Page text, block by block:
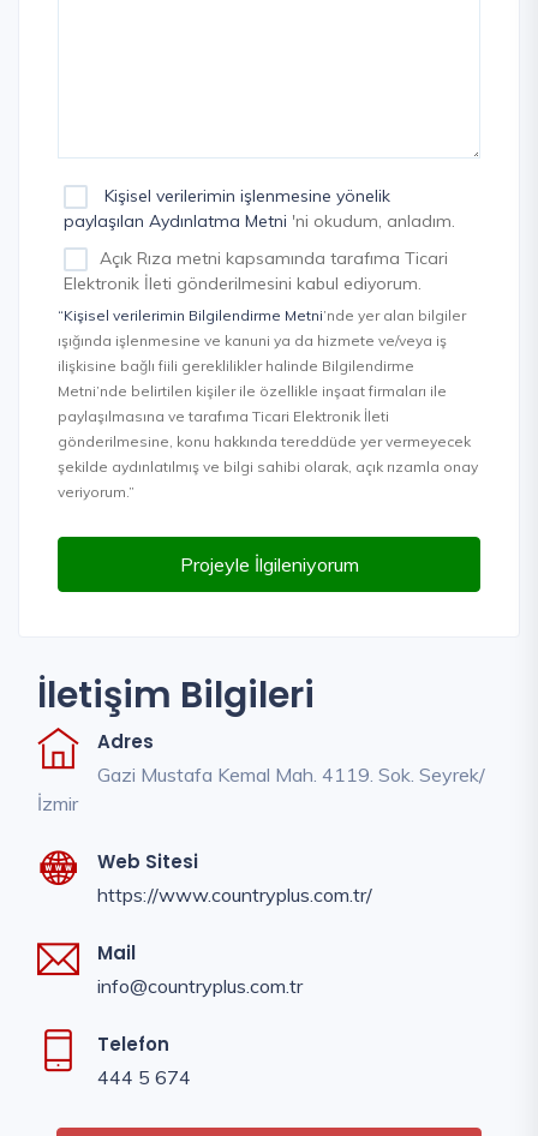
Kişisel verilerimin işlenmesine yönelik
paylaşılan Aydınlatma Metni 'ni okudum, anladım.
Açık Rıza metni kapsamında tarafıma Ticari
Elektronik İleti gönderilmesini kabul ediyorum.
“Kişisel verilerimin Bilgilendirme Metni’nde yer alan bilgiler
ışığında işlenmesine ve kanuni ya da hizmete ve/veya iş
ilişkisine bağlı fiili gereklilikler halinde Bilgilendirme
Metni’nde belirtilen kişiler ile özellikle inşaat firmaları ile
paylaşılmasına ve tarafıma Ticari Elektronik İleti
gönderilmesine, konu hakkında tereddüde yer vermeyecek
şekilde aydınlatılmış ve bilgi sahibi olarak, açık rızamla onay
veriyorum.”
Projeyle İlgileniyorum
İletişim Bilgileri
Adres
Gazi Mustafa Kemal Mah. 4119. Sok. Seyrek/
İzmir
Web Sitesi
https://www.countryplus.com.tr/
Mail
info@countryplus.com.tr
Telefon
444 5 674